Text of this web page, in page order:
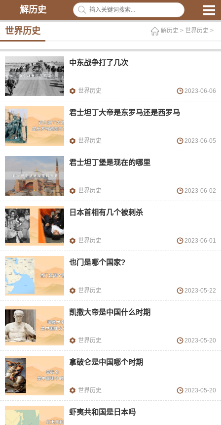
解历史
世界历史 解历史 > 世界历史 >
中东战争打了几次
世界历史 2023-06-06
君士坦丁大帝是东罗马还是西罗马
世界历史 2023-06-05
君士坦丁堡是现在的哪里
世界历史 2023-06-02
日本首相有几个被刺杀
世界历史 2023-06-01
也门是哪个国家?
世界历史 2023-05-22
凯撒大帝是中国什么时期
世界历史 2023-05-20
拿破仑是中国哪个时期
世界历史 2023-05-20
虾夷共和国是日本吗